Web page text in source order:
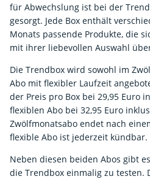
für Abwechslung ist bei der
gesorgt. Jede Box enthält
Monats passende Produkte, die
mit ihrer liebevollen Auswahl
Die Trendbox wird sowohl im
Abo mit flexibler Laufzeit
der Preis pro Box bei 29,95 Euro
flexiblen Abo bei 32,95 Euro
Zwölfmonatsabo endet nach
flexible Abo ist jederzeit kündbar.
Neben diesen beiden Abos gibt
die Trendbox einmalig zu testen.